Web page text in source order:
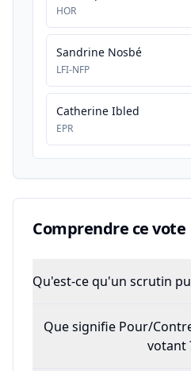
HOR
Sandrine Nosbé
LFI-NFP
Catherine Ibled
EPR
Comprendre ce vote
Qu'est-ce qu'un scrutin
Que signifie Pour/
votant